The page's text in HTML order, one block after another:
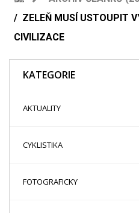
ZELEŇ MUSÍ USTOUPIT
CIVILIZACE
KATEGORIE
AKTUALITY
CYKLISTIKA
FOTOGRAFICKY